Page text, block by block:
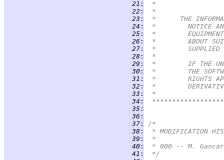
  21
:
  22
:
  23
:
  24
:
  25
:
  26
:
  27
:
  28
:
  29
:
  30
:
  31
:
  32
:
  33
:
  34
:
  35
:
  36
:
  37
:
/*
  38
:
* MODIFICATION
  39
:
*
  40
:
* 000 -- M.
  41
:
*/